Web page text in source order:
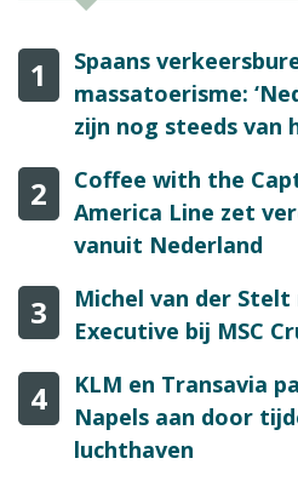
1
Spaans
massatoerisme:
zijn nog steeds van
2
Coffee with the
America Line zet
vanuit Nederland
3
Michel van der Stelt
Executive bij MSC
4
KLM en Transavia
Napels aan door
luchthaven